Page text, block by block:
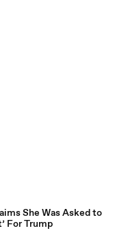
She Was Asked to
For Trump